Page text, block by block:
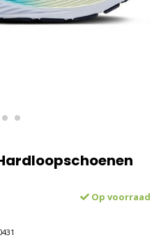
Op voorraad